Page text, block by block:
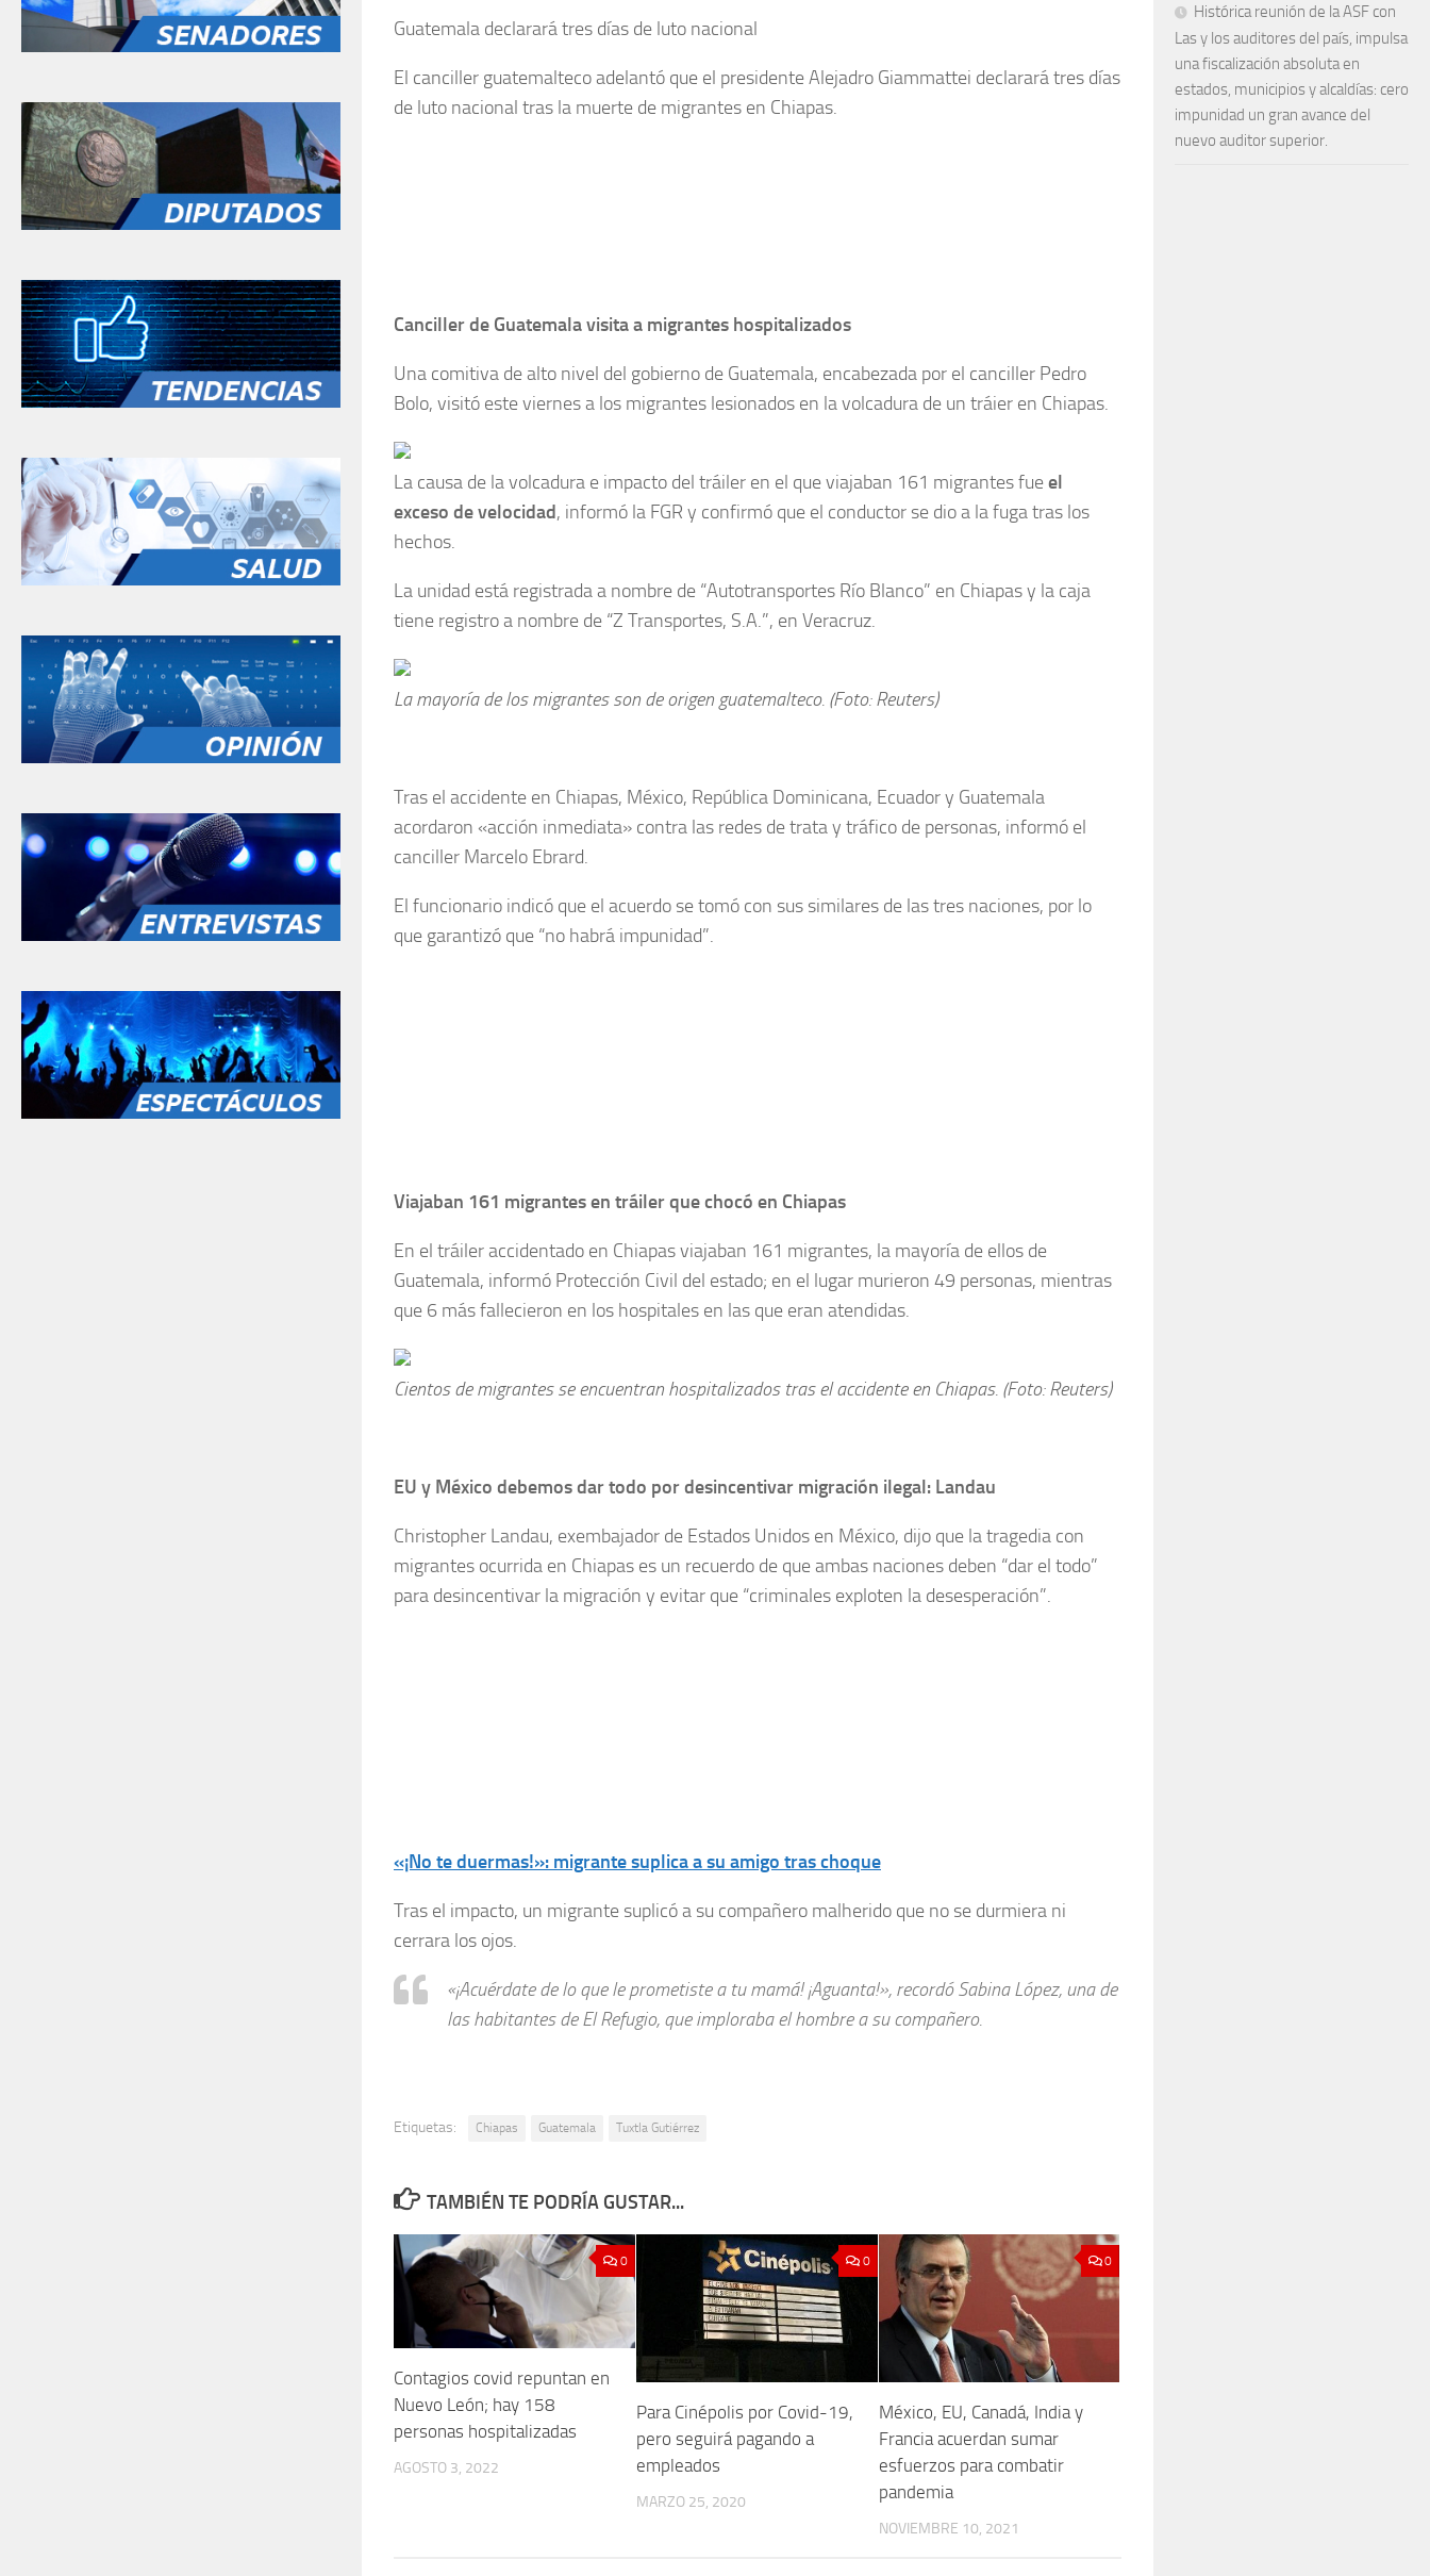
Guatemala declarará tres días de luto nacional
El canciller guatemalteco adelantó que el presidente Alejadro Giammattei declarará tres días
de luto nacional tras la muerte de migrantes en Chiapas.
Canciller de Guatemala visita a migrantes hospitalizados
Una comitiva de alto nivel del gobierno de Guatemala, encabezada por el canciller Pedro
Bolo, visitó este viernes a los migrantes lesionados en la volcadura de un tráier en Chiapas.
La causa de la volcadura e impacto del tráiler en el que viajaban 161 migrantes fueel
exceso de velocidad, informó la FGR y confirmó que el conductor se dio a la fuga tras los
hechos.
La unidad está registrada a nombre de “Autotransportes Río Blanco” en Chiapas y la caja
tiene registro a nombre de “Z Transportes, S.A.”, en Veracruz.
La mayoría de los migrantes son de origen guatemalteco. (Foto: Reuters)
Tras el accidente en Chiapas, México, República Dominicana, Ecuador y Guatemala
acordaron «acción inmediata» contra las redes de trata y tráfico de personas, informó el
canciller Marcelo Ebrard.
El funcionario indicó que el acuerdo se tomó con sus similares de las tres naciones, por lo
que garantizó que “no habrá impunidad”.
Viajaban 161 migrantes en tráiler que chocó en Chiapas
En el tráiler accidentado en Chiapas viajaban 161 migrantes, la mayoría de ellos de
Guatemala, informó Protección Civil del estado; en el lugar murieron 49 personas, mientras
que 6 más fallecieron en los hospitales en las que eran atendidas.
Cientos de migrantes se encuentran hospitalizados tras el accidente en Chiapas. (Foto: Reuters)
EU y México debemos dar todo por desincentivar migración ilegal: Landau
Christopher Landau, exembajador de Estados Unidos en México, dijo que la tragedia con
migrantes ocurrida en Chiapas es un recuerdo de que ambas naciones deben “dar el todo”
para desincentivar la migración y evitar que “criminales exploten la desesperación”.
«¡No te duermas!»: migrante suplica a su amigo tras choque
Tras el impacto, un migrante suplicó a su compañero malherido que no se durmiera ni
cerrara los ojos.
«¡Acuérdate de lo que le prometiste a tu mamá! ¡Aguanta!», recordó Sabina López, una de
las habitantes de El Refugio, que imploraba el hombre a su compañero.
Etiquetas: Chiapas Guatemala Tuxtla Gutiérrez
TAMBIÉN TE PODRÍA GUSTAR...
0
Contagios covid repuntan en
Nuevo León; hay 158
personas hospitalizadas
AGOSTO 3, 2022
0
Para Cinépolis por Covid-19,
pero seguirá pagando a
empleados
MARZO 25, 2020
0
México, EU, Canadá, India y
Francia acuerdan sumar
esfuerzos para combatir
pandemia
NOVIEMBRE 10, 2021
Histórica reunión de la ASF con
Las y los auditores del país, impulsa
una fiscalización absoluta en
estados, municipios y alcaldías: cero
impunidad un gran avance del
nuevo auditor superior.